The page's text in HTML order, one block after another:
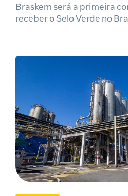
Braskem será a primeira
receber o Selo Verde